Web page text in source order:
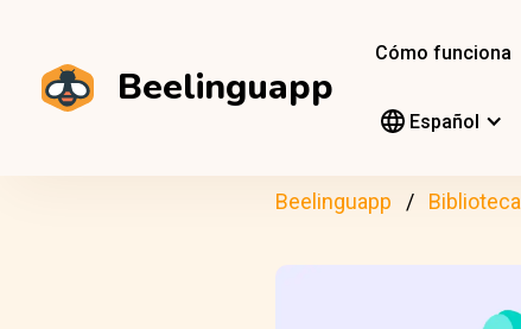
Beelinguapp
Cómo funciona
Español
Beelinguapp Biblioteca